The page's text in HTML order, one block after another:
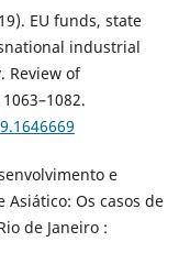
EU funds, state
industrial
Review of
e
Asiático: Os casos de
de Janeiro :